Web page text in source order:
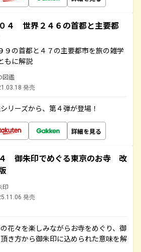
４ 世界２４６の首都と主要都
９の首都と４７の主要都市を旅の雑学
もに解説
図鑑
発売
リーズから、第４弾が登場！
詳細を見る
御朱印でめぐる東京のお寺 改
印
発売
花々を楽しみながらお寺をめぐり、御
き方から御朱印に込められた意味を解